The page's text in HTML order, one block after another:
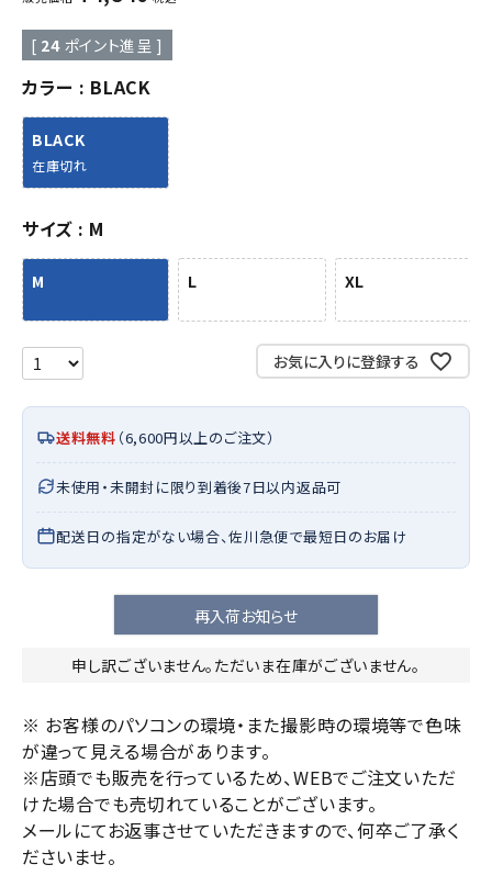
[ 24 ポイント進呈 ]
カラー BLACK
BLACK
在庫切れ
サイズ M
M L XL
お気に入りに登録する
送料無料 （6,600円以上のご注文）
未使用・未開封に限り到着後7日以内返品可
配送日の指定がない場合、佐川急便で最短日のお届け
再入荷お知らせ
申し訳ございません。ただいま在庫がございません。
※ お客様のパソコンの環境・また撮影時の環境等で色味
が違って見える場合があります。
※店頭でも販売を行っているため、WEBでご注文いただ
けた場合でも売切れていることがございます。
メールにてお返事させていただきますので、何卒ご了承く
ださいませ。